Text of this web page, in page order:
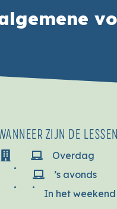
ZIJN DE
Overdag
’s avonds
In het weekend